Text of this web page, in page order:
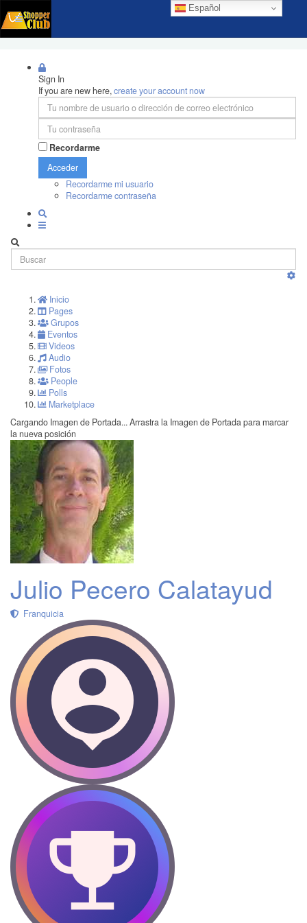
Español
Sign In
If you are new here,create your account now
Recordarme
Acceder
Recordarme mi usuario
Recordarme contraseña
Inicio
Pages
Grupos
Eventos
Videos
Audio
Fotos
People
Polls
Marketplace
Cargando Imagen de Portada... Arrastra la Imagen de Portada para marcar
la nueva posición
Julio Pecero Calatayud
Franquicia